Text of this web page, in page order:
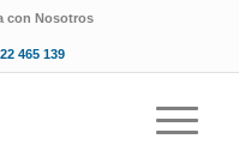
con Nosotros
465 139